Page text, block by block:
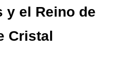
y el Reino de
Cristal